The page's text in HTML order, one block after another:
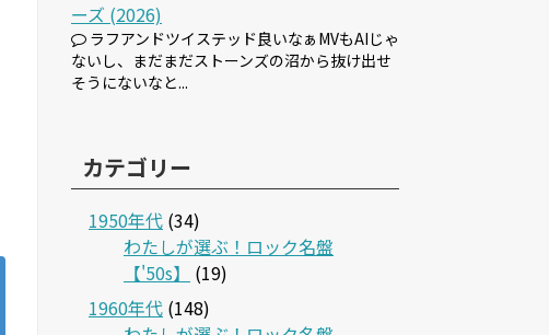
ーズ (2026)
ラフアンドツイステッド良いなぁMVもAIじゃ
ないし、まだまだストーンズの沼から抜け出せ
そうにないなと...
カテゴリー
1950年代 (34)
わたしが選ぶ！ロック名盤
【'50s】
(19)
1960年代 (148)